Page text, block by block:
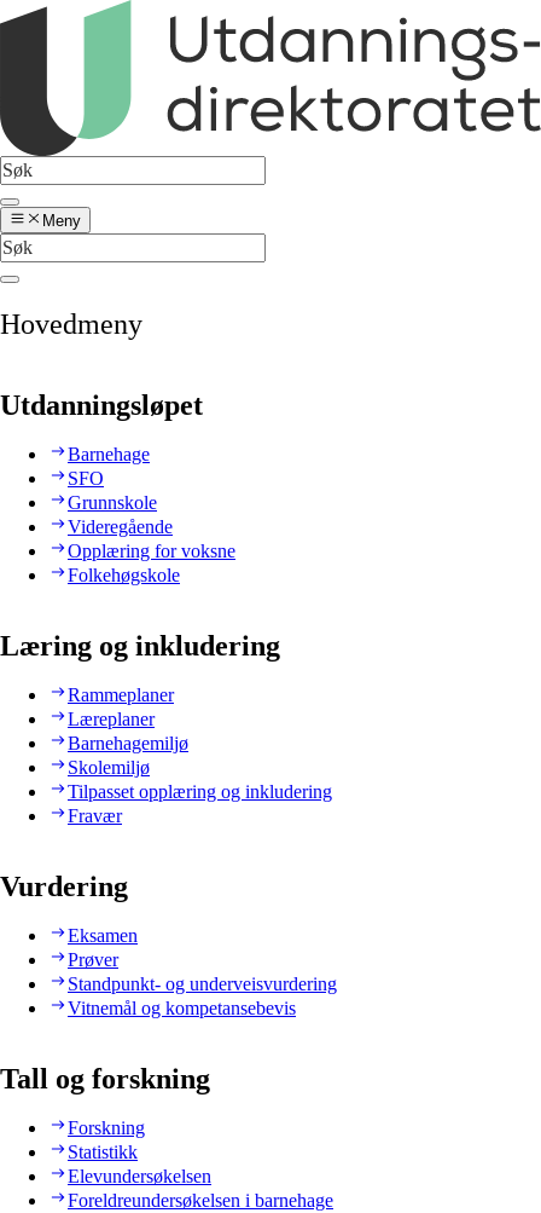
Meny
Hovedmeny
Utdanningsløpet
Barnehage
SFO
Grunnskole
Videregående
Opplæring for voksne
Folkehøgskole
Læring og inkludering
Rammeplaner
Læreplaner
Barnehagemiljø
Skolemiljø
Tilpasset opplæring og inkludering
Fravær
Vurdering
Eksamen
Prøver
Standpunkt- og underveisvurdering
Vitnemål og kompetansebevis
Tall og forskning
Forskning
Statistikk
Elevundersøkelsen
Foreldreundersøkelsen i barnehage